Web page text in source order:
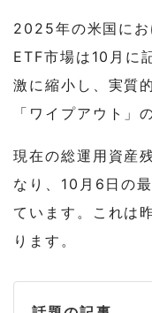
2025年の米国に
ETF市場は10月に
激に縮小し、実質
「ワイプアウト」
現在の総運用資産
なり、10月6日の
ています。これは
ります。